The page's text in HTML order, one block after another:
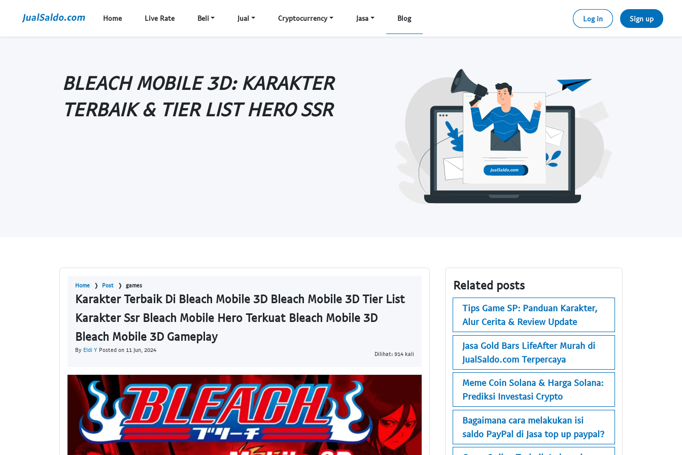
Home Live Rate Beli Jual Cryptocurrency Jasa Blog Log in Sign up
BLEACH MOBILE 3D: KARAKTER
TERBAIK & TIER LIST HERO SSR
Home Post games
Karakter Terbaik Di Bleach Mobile 3D Bleach Mobile 3D Tier List
Karakter Ssr Bleach Mobile Hero Terkuat Bleach Mobile 3D
Bleach Mobile 3D Gameplay
By Eldi Y Posted on 11 Jun, 2024
Dilihat: 914 kali
Related posts
Tips Game SP: Panduan Karakter,
Alur Cerita & Review Update
Jasa Gold Bars LifeAfter Murah di
JualSaldo.com Terpercaya
Meme Coin Solana & Harga Solana:
Prediksi Investasi Crypto
Bagaimana cara melakukan isi
saldo PayPal di Jasa top up paypal?